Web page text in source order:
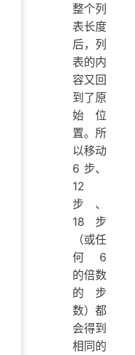
整个列
表长度
后，列
表的内
容又回
到了原
始位
置。所
以移动
6 步、
12
步、
18 步
（或任
何 6
的倍数
的步
数）都
会得到
相同的